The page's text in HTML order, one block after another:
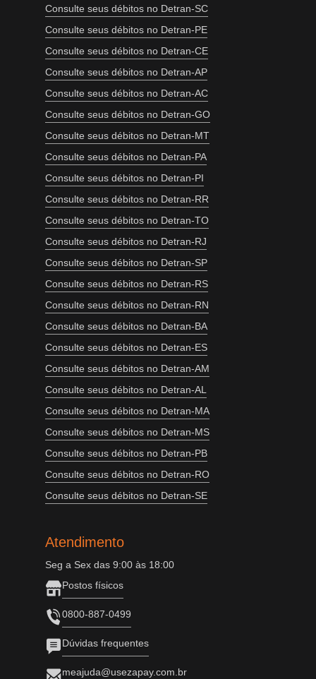
Consulte seus débitos no Detran-SC
Consulte seus débitos no Detran-PE
Consulte seus débitos no Detran-CE
Consulte seus débitos no Detran-AP
Consulte seus débitos no Detran-AC
Consulte seus débitos no Detran-GO
Consulte seus débitos no Detran-MT
Consulte seus débitos no Detran-PA
Consulte seus débitos no Detran-PI
Consulte seus débitos no Detran-RR
Consulte seus débitos no Detran-TO
Consulte seus débitos no Detran-RJ
Consulte seus débitos no Detran-SP
Consulte seus débitos no Detran-RS
Consulte seus débitos no Detran-RN
Consulte seus débitos no Detran-BA
Consulte seus débitos no Detran-ES
Consulte seus débitos no Detran-AM
Consulte seus débitos no Detran-AL
Consulte seus débitos no Detran-MA
Consulte seus débitos no Detran-MS
Consulte seus débitos no Detran-PB
Consulte seus débitos no Detran-RO
Consulte seus débitos no Detran-SE
Atendimento
Seg a Sex das 9:00 às 18:00
Postos físicos
0800-887-0499
Dúvidas frequentes
meajuda@usezapay.com.br